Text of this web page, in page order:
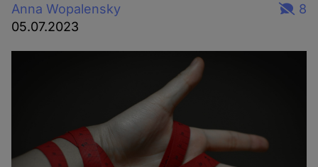
Anna Wopalensky
05.07.2023
8